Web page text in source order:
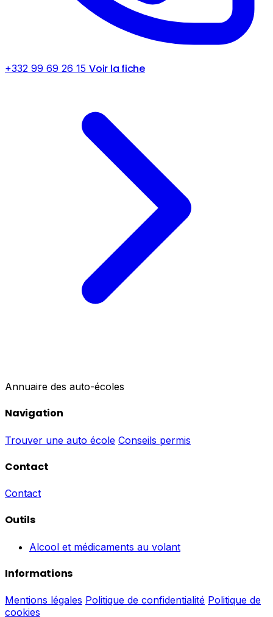
+332 99 69 26 15 Voir la fiche
Annuaire des auto-écoles
Navigation
Trouver une auto école Conseils permis
Contact
Contact
Outils
Alcool et médicaments au volant
Informations
Mentions légales Politique de confidentialité Politique de
cookies